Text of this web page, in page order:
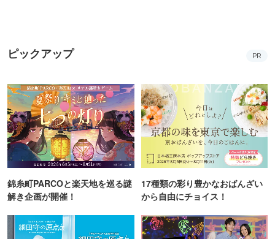
ピックアップ PR
錦糸町PARCOと楽天地を巡る謎
解き企画が開催！
17種類の彩り豊かなおばんざい
から自由にチョイス！